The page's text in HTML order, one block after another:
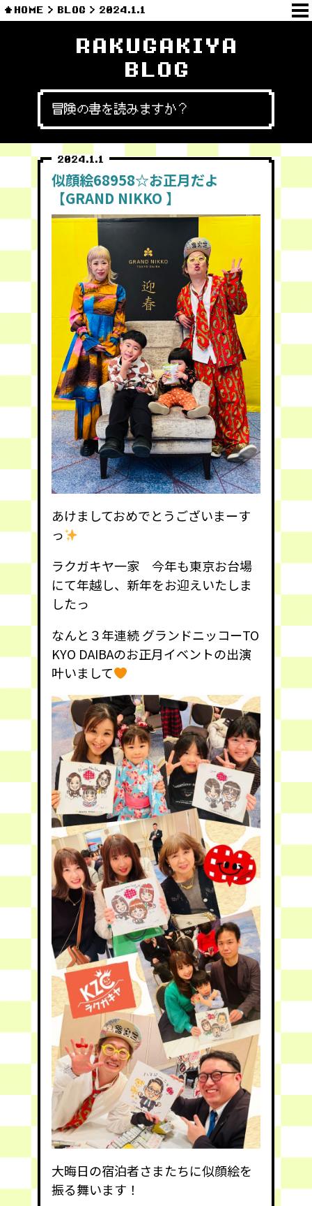
HOME BLOG 2024.1.1
RAKUGAKIYA
BLOG
冒険の書を読みますか？
2024.1.1
似顔絵68958☆お正月だよ
【GRAND NIKKO 】
あけましておめでとうございまーす
っ
ラクガキヤ一家 今年も東京お台場
にて年越し、新年をお迎えいたしま
したっ
なんと３年連続 グランドニッコーTO
KYO DAIBAのお正月イベントの出演
叶いまして
大晦日の宿泊者さまたちに似顔絵を
振る舞います！